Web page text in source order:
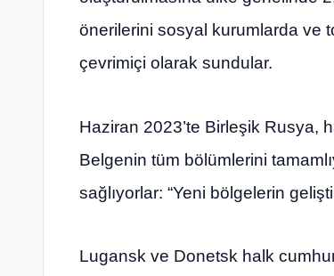
önerilerini sosyal kurumlarda ve
çevrimiçi olarak sundular.
Haziran 2023’te Birleşik Rusya,
Belgenin tüm bölümlerini
sağlıyorlar: “Yeni bölgelerin
Lugansk ve Donetsk halk